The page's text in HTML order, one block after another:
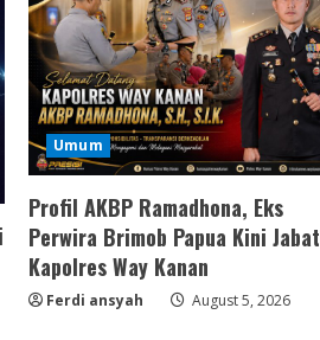
Umum
Profil AKBP Ramadhona, Eks
Perwira Brimob Papua Kini Jabat
Kapolres Way Kanan
Ferdi ansyah August 5, 2026